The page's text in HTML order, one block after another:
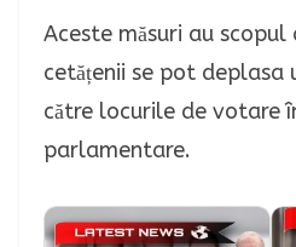
Aceste măsuri au scopul
cetățenii se pot deplasa
către locurile de votare
parlamentare.